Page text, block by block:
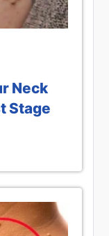
Neck
Stage